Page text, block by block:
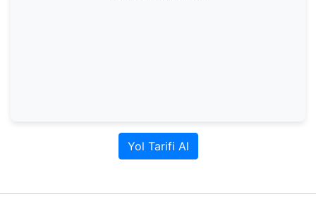
Yol Tarifi Al